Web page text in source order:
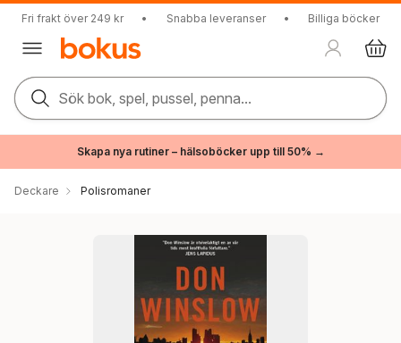
Fri frakt över 249 kr • Snabba leveranser • Billiga böcker
Sök bok, spel, pussel, penna...
Skapa nya rutiner – hälsoböcker upp till 50% →
Deckare Polisromaner